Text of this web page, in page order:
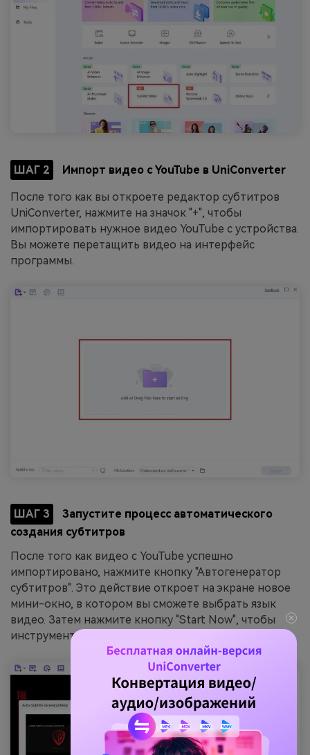
ШАГ 2 Импорт видео с YouTube в UniConverter
После того как вы откроете редактор субтитров
UniConverter, нажмите на значок "+", чтобы
импортировать нужное видео YouTube с устройства.
Вы можете перетащить видео на интерфейс
программы.
ШАГ 3
Запустите процесс автоматического
создания субтитров
После того как видео с YouTube успешно
импортировано, нажмите кнопку "Автогенератор
субтитров". Это действие откроет на экране новое
мини-окно, в котором вы сможете выбрать язык
видео. Затем нажмите кнопку "Start Now", чтобы
инструмент создал сценарий для вашего видео.